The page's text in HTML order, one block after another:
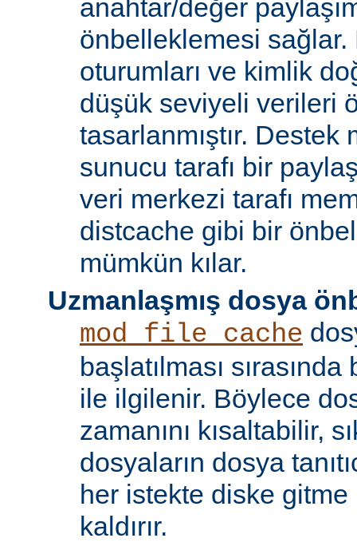
anahtar/değer
önbelleklemesi
oturumları ve kimlik
düşük seviyeli verileri
tasarlanmıştır.
sunucu tarafı bir
veri merkezi tarafı
distcache gibi bir
mümkün kılar.
Uzmanlaşmış dosya
mod_file_cache
başlatılması
ile ilgilenir. Böylece
zamanını kısaltabilir,
dosyaların dosya
her istekte diske gitme
kaldırır.